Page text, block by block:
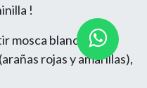
!
mosca blanca,
rojas y amarillas),